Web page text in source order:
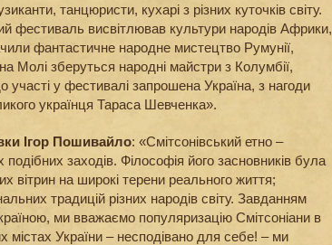
танцюристи, кухарі з різних куточків світу.
фестиваль висвітлював культури народів Африки,
фантастичне народне мистецтво Румунії,
Молі зберуться народні майстри з Колумбії,
участі у фестивалі запрошена Україна, з нагоди
українця Тараса Шевченка».
Ігор Пошивайло: «Смітсонівський етно –
заходів. Філософія його засновників була
вітрин на широкі терени реального життя;
традицій різних народів світу. Завданням
ми вважаємо популяризацію Смітсоніани в
містах України – несподівано для себе! – ми